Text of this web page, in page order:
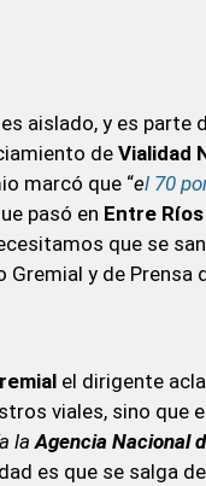
aislado, y es
de Vialidad
marcó que “el 70
pasó en Entre Ríos
que se
Gremial y de Prensa
el dirigente
viales, sino que
laAgencia Nacional
es que se salga